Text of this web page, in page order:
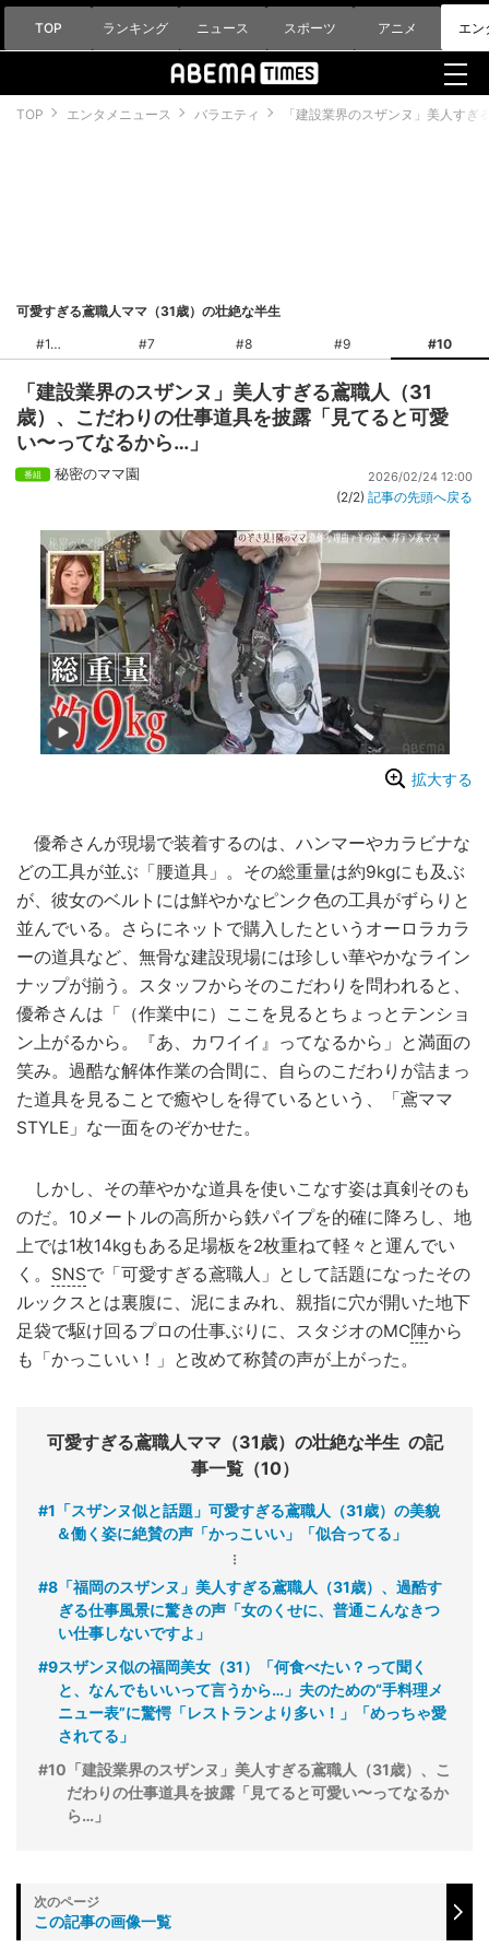
TOP ランキング ニュース スポーツ アニメ エン
TOP エンタメニュース バラエティ 「建設業界のスザンヌ」美人す
可愛すぎる鳶職人ママ（31歳）の壮絶な半生
#1
#7 #8 #9 #10
「建設業界のスザンヌ」美人すぎる鳶職人（31
歳）、こだわりの仕事道具を披露「見てると可愛
い〜ってなるから…」
秘密のママ園 2026/02/24 12:00
(2/2) 記事の先頭へ戻る
拡大する
優希さんが現場で装着するのは、ハンマーやカラビナな
どの工具が並ぶ「腰道具」。その総重量は約9kgにも及ぶ
が、彼女のベルトには鮮やかなピンク色の工具がずらりと
並んでいる。さらにネットで購入したというオーロラカラ
ーの道具など、無骨な建設現場には珍しい華やかなライン
ナップが揃う。スタッフからそのこだわりを問われると、
優希さんは「（作業中に）ここを見るとちょっとテンショ
ン上がるから。『あ、カワイイ』ってなるから」と満面の
笑み。過酷な解体作業の合間に、自らのこだわりが詰まっ
た道具を見ることで癒やしを得ているという、「鳶ママ
STYLE」な一面をのぞかせた。
しかし、その華やかな道具を使いこなす姿は真剣そのも
のだ。10メートルの高所から鉄パイプを的確に降ろし、地
上では1枚14kgもある足場板を2枚重ねて軽々と運んでい
く。 SNSで「可愛すぎる鳶職人」として話題になったその
ルックスとは裏腹に、泥にまみれ、親指に穴が開いた地下
足袋で駆け回るプロの仕事ぶりに、スタジオのMC陣から
も「かっこいい！」と改めて称賛の声が上がった。
可愛すぎる鳶職人ママ（31歳）の壮絶な半生 の記
事一覧（10）
#1 「スザンヌ似と話題」可愛すぎる鳶職人（31歳）の美貌
＆働く姿に絶賛の声「かっこいい」「似合ってる」
#8 「福岡のスザンヌ」美人すぎる鳶職人（31歳）、過酷す
ぎる仕事風景に驚きの声「女のくせに、普通こんなきつ
い仕事しないですよ」
#9スザンヌ似の福岡美女（31）「何食べたい？って聞く
と、なんでもいいって言うから…」夫のための“手料理メ
ニュー表”に驚愕「レストランより多い！」「めっちゃ愛
されてる」
#10 「建設業界のスザンヌ」美人すぎる鳶職人（31歳）、こ
だわりの仕事道具を披露「見てると可愛い〜ってなるか
ら…」
この記事の画像一覧